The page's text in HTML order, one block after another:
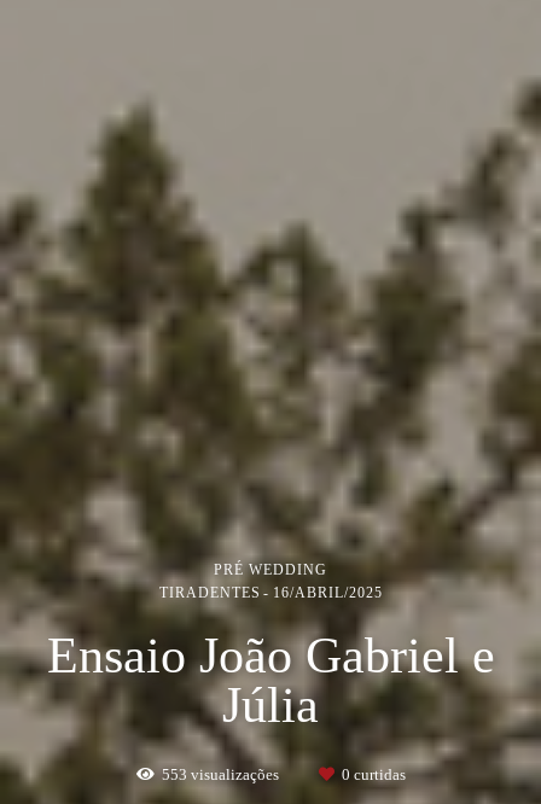
PRÉ WEDDING
TIRADENTES
16/ABRIL/2025
Ensaio João Gabriel e
Júlia
553 visualizações 0 curtidas